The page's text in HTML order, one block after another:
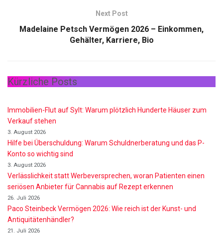
Next Post
Madelaine Petsch Vermögen 2026 – Einkommen,
Gehälter, Karriere, Bio
Kürzliche Posts
Immobilien-Flut auf Sylt: Warum plötzlich Hunderte Häuser zum
Verkauf stehen
3. August 2026
Hilfe bei Überschuldung: Warum Schuldnerberatung und das P-
Konto so wichtig sind
3. August 2026
Verlässlichkeit statt Werbeversprechen, woran Patienten einen
seriösen Anbieter für Cannabis auf Rezept erkennen
26. Juli 2026
Paco Steinbeck Vermögen 2026: Wie reich ist der Kunst- und
Antiquitätenhändler?
21. Juli 2026